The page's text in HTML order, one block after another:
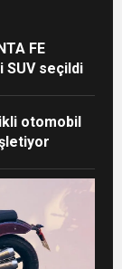
FE
SUV seçildi
otomobil